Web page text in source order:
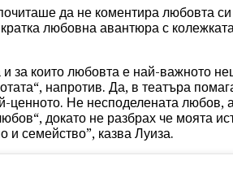
да не коментира любовта
любовна авантюра с
за които любовта е най-важното
напротив. Да, в театъра
ценното. Не несподелената любов,
докато не разбрах че моята
и семейство”, казва Луиза.